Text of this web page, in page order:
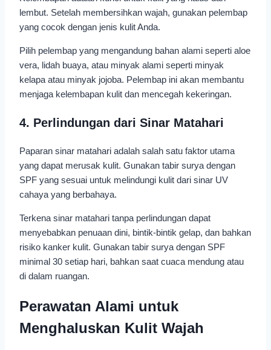
lembut. Setelah membersihkan wajah, gunakan pelembap
yang cocok dengan jenis kulit Anda.
Pilih pelembap yang mengandung bahan alami seperti aloe
vera, lidah buaya, atau minyak alami seperti minyak
kelapa atau minyak jojoba. Pelembap ini akan membantu
menjaga kelembapan kulit dan mencegah kekeringan.
4. Perlindungan dari Sinar Matahari
Paparan sinar matahari adalah salah satu faktor utama
yang dapat merusak kulit. Gunakan tabir surya dengan
SPF yang sesuai untuk melindungi kulit dari sinar UV
cahaya yang berbahaya.
Terkena sinar matahari tanpa perlindungan dapat
menyebabkan penuaan dini, bintik-bintik gelap, dan bahkan
risiko kanker kulit. Gunakan tabir surya dengan SPF
minimal 30 setiap hari, bahkan saat cuaca mendung atau
di dalam ruangan.
Perawatan Alami untuk
Menghaluskan Kulit Wajah